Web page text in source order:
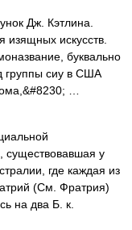
Дж. Кэтлина.
изящных искусств.
буквально
группы сиу в США
…
существовавшая у
где каждая из
(См. Фратрия)
на два Б. к.